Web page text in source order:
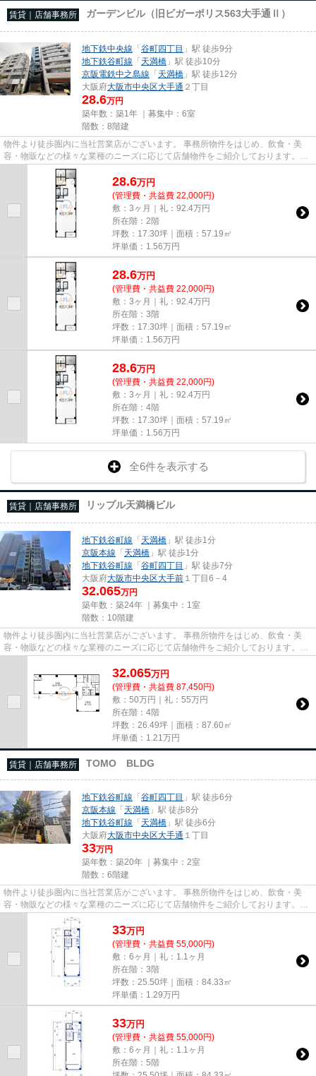
賃貸｜店舗事務所 ガーデンビル（旧ビガーポリス563大手通Ⅱ）
地下鉄中央線 「谷町四丁目 」駅 徒歩9分
地下鉄谷町線 「天満橋 」駅 徒歩10分
京阪電鉄中之島線 「天満橋 」駅 徒歩12分
大阪府大阪市中央区大手通 ２丁目
28.6万円
築年数：築1年 ｜募集中： 6室
階数：8階建
物件より徒歩圏内に当社営業店がございます。 事務所物件をはじめ、飲食・美
容・物販などの様々な業種のニーズに応じて店舗物件をご紹介しております。
尚、弊社ではおとり広告は一切...
28.6万円
(管理費・共益費 22,000円)
敷：3ヶ月｜礼：92.4万円
所在階：2階
坪数：17.30坪｜面積：57.19㎡
坪単価： 1.56万円
28.6万円
(管理費・共益費 22,000円)
敷：3ヶ月｜礼：92.4万円
所在階：3階
坪数：17.30坪｜面積：57.19㎡
坪単価： 1.56万円
28.6万円
(管理費・共益費 22,000円)
敷：3ヶ月｜礼：92.4万円
所在階：4階
坪数：17.30坪｜面積：57.19㎡
坪単価： 1.56万円
全6件を表示する
賃貸｜店舗事務所 リップル天満橋ビル
地下鉄谷町線 「天満橋 」駅 徒歩1分
京阪本線 「天満橋 」駅 徒歩1分
地下鉄谷町線 「谷町四丁目 」駅 徒歩7分
大阪府大阪市中央区大手前 １丁目6－4
32.065万円
築年数：築24年 ｜募集中： 1室
階数：10階建
物件より徒歩圏内に当社営業店がございます。 事務所物件をはじめ、飲食・美
容・物販などの様々な業種のニーズに応じて店舗物件をご紹介しております。
尚、弊社ではおとり広告は一切...
32.065万円
(管理費・共益費 87,450円)
敷：50万円｜礼：55万円
所在階：4階
坪数：26.49坪｜面積：87.60㎡
坪単価： 1.21 万円
賃貸｜店舗事務所 TOMO BLDG
地下鉄谷町線 「谷町四丁目 」駅 徒歩6分
京阪本線 「天満橋 」駅 徒歩8分
地下鉄谷町線 「天満橋 」駅 徒歩6分
大阪府大阪市中央区大手通 １丁目
33万円
築年数：築20年 ｜募集中： 2室
階数：6階建
物件より徒歩圏内に当社営業店がございます。 事務所物件をはじめ、飲食・美
容・物販などの様々な業種のニーズに応じて店舗物件をご紹介しております。
尚、弊社ではおとり広告は一切...
33万円
(管理費・共益費 55,000円)
敷：6ヶ月｜礼：1.1ヶ月
所在階：3階
坪数：25.50坪｜面積：84.33㎡
坪単価： 1.29万円
33万円
(管理費・共益費 55,000円)
敷：6ヶ月｜礼：1.1ヶ月
所在階：5階